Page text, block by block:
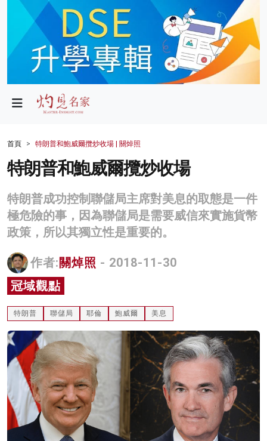
政局
財經
生活
商業
科技
影片
名家榜
灼見活動
關於我們
首頁 特朗普和鮑威爾攬炒收場 | 關焯照
特朗普和鮑威爾攬炒收場
特朗普成功控制聯儲局主席對美息的取態是一件
極危險的事，因為聯儲局是需要威信來實施貨幣
政策，所以其獨立性是重要的。
作者: 關焯照 - 2018-11-30
冠域觀點
特朗普 聯儲局 耶倫 鮑威爾 美息